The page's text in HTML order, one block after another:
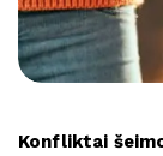
Konfliktai